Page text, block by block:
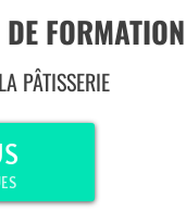
FORMATION
PÂTISSERIE